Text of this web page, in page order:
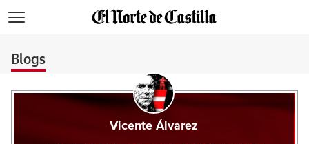
Blogs
Vicente Álvarez